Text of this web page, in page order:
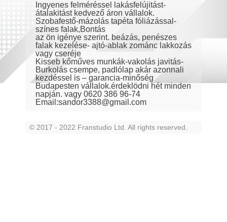
Ingyenes felméréssel lakásfelújitást-
átalakitást kedvező áron vállalok.
Szobafestő-mázolás tapéta fóliázással-
színes falak,Bontás
az ön igénye szerint. beázás, penészes
falak kezelése- ajtó-ablak zománc lakkozás
vagy cseréje
Kisseb kőműves munkák-vakolás javitás-
Burkolás csempe, padlólap akár azonnali
kezdéssel is – garancia-minőség
Budapesten vállalok.érdeklödni hét minden
napján. vagy 0620 386 96-74
Email:sandor3388@gmail.com
© 2017 - 2022 Franstudio Ltd. All rights reserved